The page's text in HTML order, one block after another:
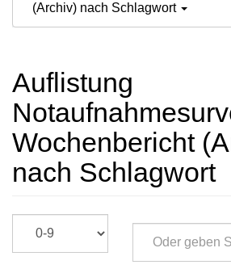
(Archiv) nach Schlagwort
Auflistung
Wochenbericht
nach Schlagwort